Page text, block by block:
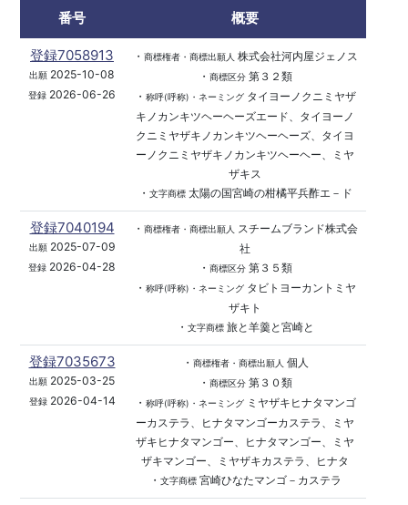
番号
概要
登録7058913
出願 2025-10-08
登録 2026-06-26
・ 商標権者・商標出願人 株式会社河内屋ジェノス
・ 商標区分第３２類
・ 称呼(呼称)・ネーミングタイヨーノクニミヤザ
キノカンキツヘーヘーズエード、タイヨーノ
クニミヤザキノカンキツヘーヘーズ、タイヨ
ーノクニミヤザキノカンキツヘーヘー、ミヤ
ザキス
・ 文字商標太陽の国宮崎の柑橘平兵酢エ－ド
登録7040194
出願2025-07-09
登録 2026-04-28
・ 商標権者・商標出願人 スチームブランド株式会
社
・ 商標区分第３５類
・ 称呼(呼称)・ネーミングタビトヨーカントミヤ
ザキト
・ 文字商標旅と羊羹と宮崎と
登録7035673
出願 2025-03-25
登録2026-04-14
・ 商標権者・商標出願人 個人
・ 商標区分第３０類
・ 称呼(呼称)・ネーミングミヤザキヒナタマンゴ
ーカステラ、ヒナタマンゴーカステラ、ミヤ
ザキヒナタマンゴー、ヒナタマンゴー、ミヤ
ザキマンゴー、ミヤザキカステラ、ヒナタ
・ 文字商標宮崎ひなたマンゴ－カステラ